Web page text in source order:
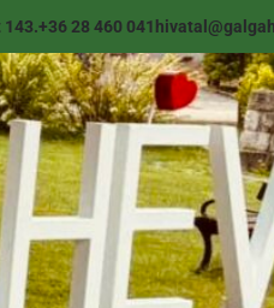
143.+36 28 460 041